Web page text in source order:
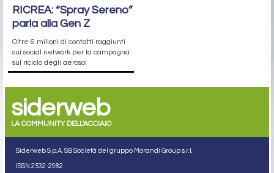
RICREA: “Spray Sereno”
parla alla Gen Z
Oltre 6 milioni di contatti raggiunti
sui social network per la campagna
sul riciclo degli aerosol
siderweb
LA COMMUNITY DELL'ACCIAIO
Siderweb S.p.A. SB Società del gruppo Morandi Group s.r.l.
ISSN 2532-2982